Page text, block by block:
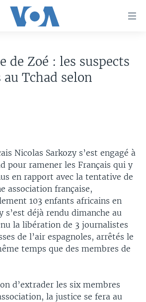
de Zoé : les suspects
Tchad selon
Nicolas Sarkozy s’est engagé à
pour ramener les Français qui y
en rapport avec la tentative de
association française,
103 enfants africains en
s’est déjà rendu dimanche au
la libération de 3 journalistes
de l’air espagnoles, arrêtés le
temps que des membres de
d’extrader les six membres
la justice se fera au